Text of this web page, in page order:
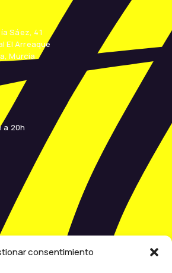
consentimiento
Sáez, 41
El Arreaque
Murcia
a 20h